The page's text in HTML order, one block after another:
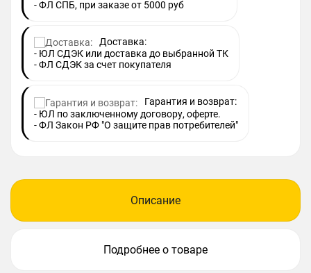
- ФЛ СПБ, при заказе от 5000 руб
Доставка:
- ЮЛ СДЭК или доставка до выбранной ТК
- ФЛ СДЭК за счет покупателя
Гарантия и возврат:
- ЮЛ по заключенному договору, оферте.
- ФЛ Закон РФ "О защите прав потребителей"
Описание
Подробнее о товаре